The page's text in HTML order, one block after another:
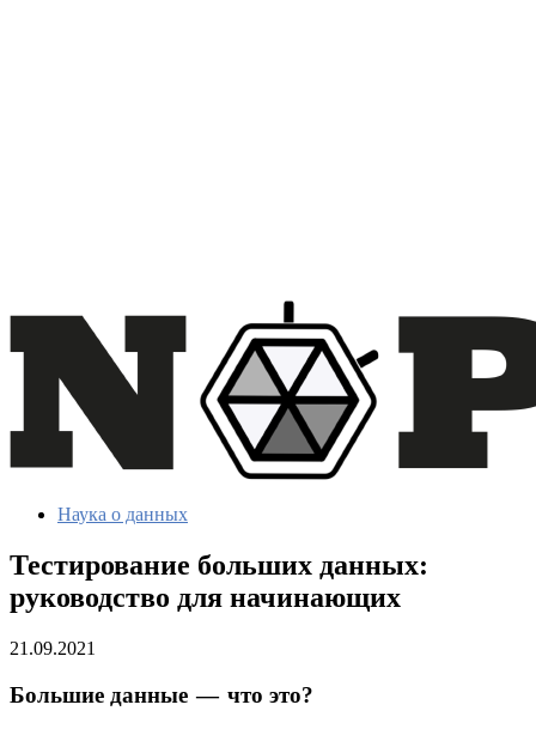
Наука о данных
Тестирование больших данных:
руководство для начинающих
21.09.2021
Большие данные — что это?